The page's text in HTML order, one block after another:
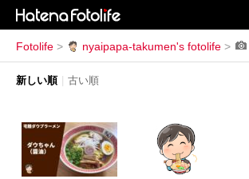
Fotolife > nyaipapa-takumen's fotolife >
新しい順 古い順